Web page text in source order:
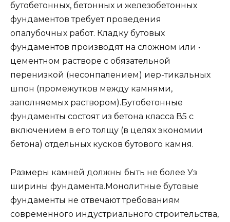
бутобетонных, бетонных и же­лезобетонных
фундаментов требует про­ведения
опалубочных работ. Кладку бу­товых
фундаментов производят на слож­ном или •
цементном растворе с обяза­тельной
перенизкой (несонпалением) иер-тикальных
шпон (промежутков между камнями,
заполняемых раствором).Бутобетонные
фундаменты состоят из бетона класса В5 с
включением в его тол­щу (в целях экономии
бетона) отдельных кусков бутового камня.
Размеры камней должны быть не более Уз
ширины фунда­мента.Монолитные бутовые
фундаменты не отвечают требованиям
современного ин­дустриального строительства,